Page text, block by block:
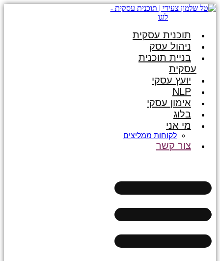
תוכנית עסקית
ניהול עסק
בניית תוכנית
עסקית
יועץ עסקי
NLP
אימון עסקי
בלוג
מי אני
לקוחות ממליצים
צור קשר